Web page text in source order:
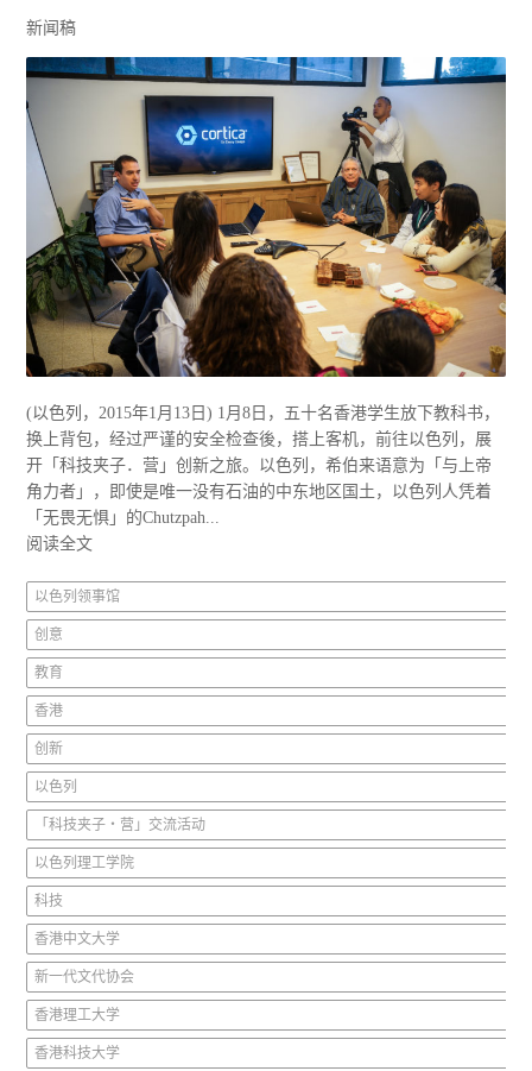
新闻稿
(以色列，2015年1月13日) 1月8日，五十名香港学生放下教科书，
换上背包，经过严谨的安全检查後，搭上客机，前往以色列，展
开「科技夹子．营」创新之旅。以色列，希伯来语意为「与上帝
角力者」，即使是唯一没有石油的中东地区国土，以色列人凭着
「无畏无惧」的Chutzpah...
阅读全文
以色列领事馆
创意
教育
香港
创新
以色列
「科技夹子‧营」交流活动
以色列理工学院
科技
香港中文大学
新一代文代协会
香港理工大学
香港科技大学